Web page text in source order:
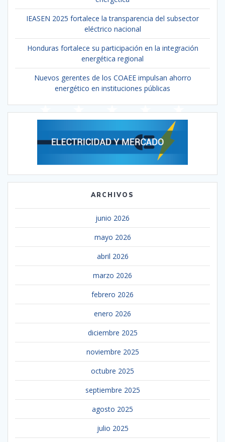
IEASEN 2025 fortalece la transparencia del subsector
eléctrico nacional
Honduras fortalece su participación en la integración
energética regional
Nuevos gerentes de los COAEE impulsan ahorro
energético en instituciones públicas
ARCHIVOS
junio 2026
mayo 2026
abril 2026
marzo 2026
febrero 2026
enero 2026
diciembre 2025
noviembre 2025
octubre 2025
septiembre 2025
agosto 2025
julio 2025